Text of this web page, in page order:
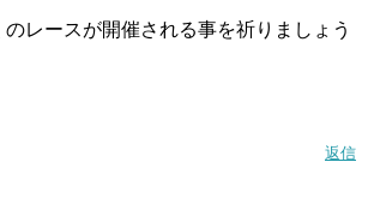
レースが開催される事を祈りましょう
返信